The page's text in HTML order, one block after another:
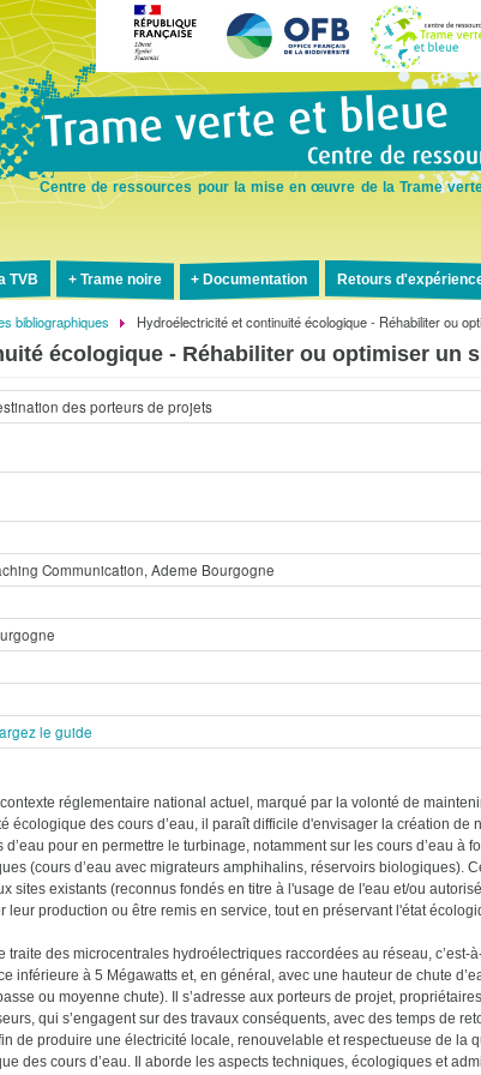
au
contenu
Centre de ressources pour la mise en œuvre de la Trame
TVB Trame noire Documentation Retours
bibliographiques Hydroélectricité et continuité écologique - Réhabiliter ou
écologique - Réhabiliter ou optimiser un
des porteurs de projets
Communication, Ademe Bourgogne
le guide
réglementaire national actuel, marqué par la volonté de
écologique des cours d’eau, il paraît difficile d'envisager la création de
d’eau pour en permettre le turbinage, notamment sur les cours d’eau à
(cours d’eau avec migrateurs amphihalins, réservoirs biologiques).
sites existants (reconnus fondés en titre à l'usage de l'eau et/ou
leur production ou être remis en service, tout en préservant l'état
traite des microcentrales hydroélectriques raccordées au réseau, c’est-
inférieure à 5 Mégawatts et, en général, avec une hauteur de chute
ou moyenne chute). Il s’adresse aux porteurs de projet,
qui s’engagent sur des travaux conséquents, avec des temps de
de produire une électricité locale, renouvelable et respectueuse de la
des cours d’eau. Il aborde les aspects techniques, écologiques et